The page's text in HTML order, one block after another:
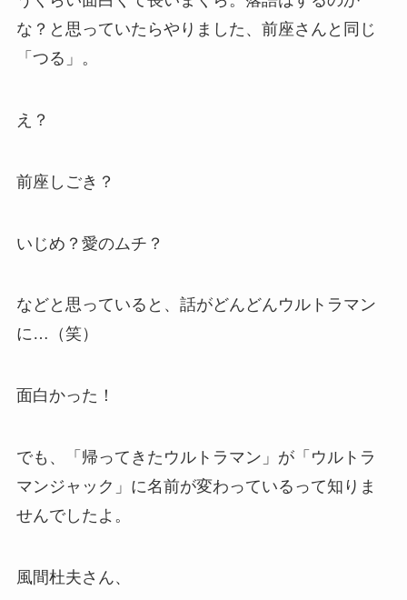
な？と思っていたらやりました、前座さんと同じ
「つる」。
え？
前座しごき？
いじめ？愛のムチ？
などと思っていると、話がどんどんウルトラマン
に…（笑）
面白かった！
でも、「帰ってきたウルトラマン」が「ウルトラ
マンジャック」に名前が変わっているって知りま
せんでしたよ。
風間杜夫さん、